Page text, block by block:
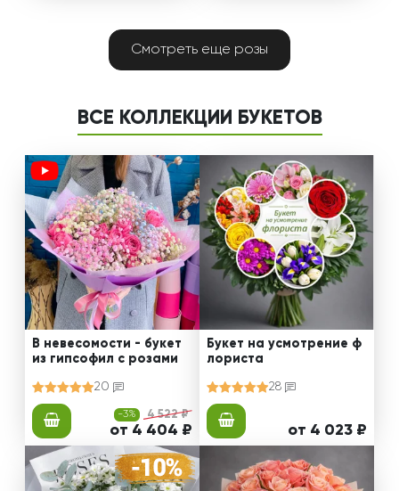
Смотреть еще розы
ВСЕ КОЛЛЕКЦИИ БУКЕТОВ
В невесомости - букет
из гипсофил с розами
20
-3% 4 522 ₽
от 4 404 ₽
Букет на усмотрение ф
лориста
28
от 4 023 ₽